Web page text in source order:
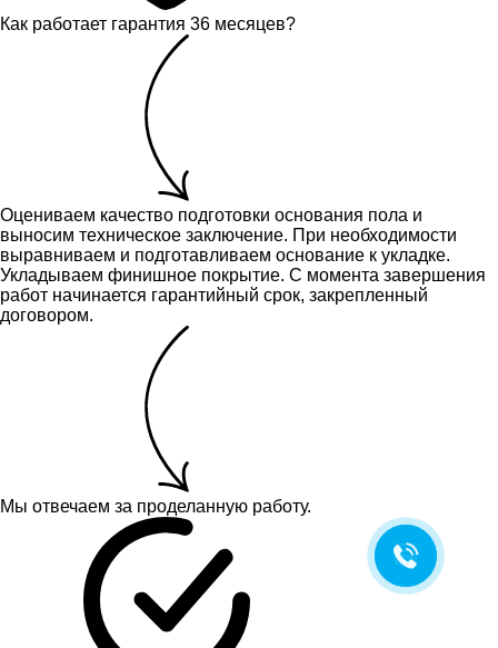
Как работает гарантия 36 месяцев?
Оцениваем качество подготовки основания пола и
выносим техническое заключение. При необходимости
выравниваем и подготавливаем основание к укладке.
Укладываем финишное покрытие. С момента завершения
работ начинается гарантийный срок, закрепленный
договором.
Мы отвечаем за проделанную работу.